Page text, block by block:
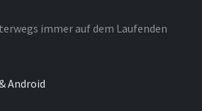
immer auf dem Laufenden
Android